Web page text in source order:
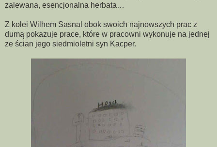
zalewana, esencjonalna herbata…
Z kolei Wilhem Sasnal obok swoich najnowszych prac z
dumą pokazuje prace, które w pracowni wykonuje na jednej
ze ścian jego siedmioletni syn Kacper.